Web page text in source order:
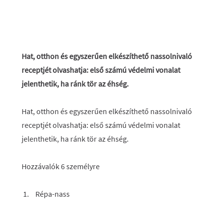
Hat, otthon és egyszerűen elkészíthető nassolnivaló
receptjét olvashatja: első számú védelmi vonalat
jelenthetik, ha ránk tör az éhség.
Hat, otthon és egyszerűen elkészíthető nassolnivaló
receptjét olvashatja: első számú védelmi vonalat
jelenthetik, ha ránk tör az éhség.
Hozzávalók 6 személyre
Répa-nass